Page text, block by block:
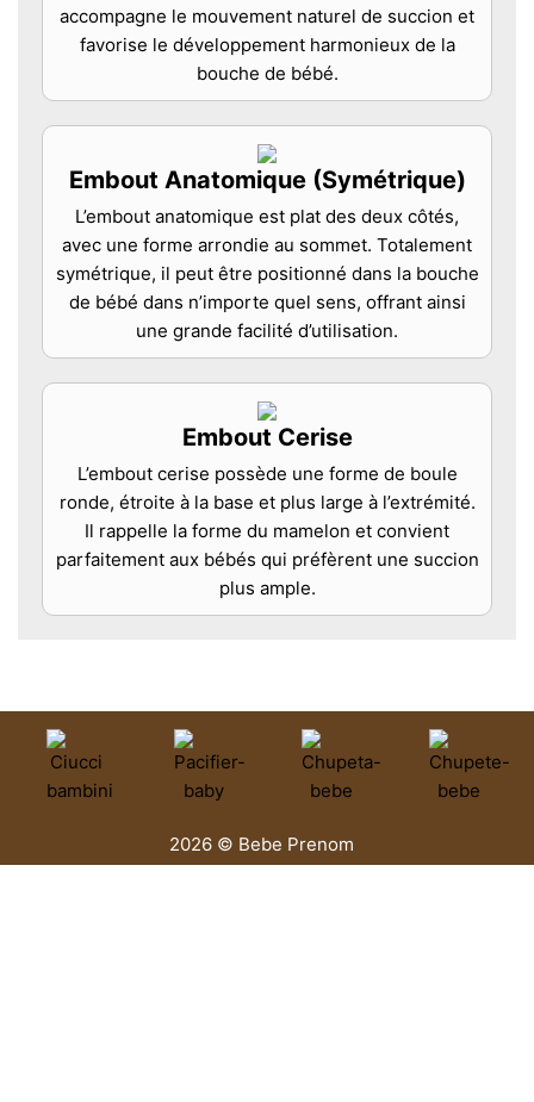
accompagne le mouvement naturel de succion et
favorise le développement harmonieux de la
bouche de bébé.
Embout Anatomique (Symétrique)
L’embout anatomique est plat des deux côtés,
avec une forme arrondie au sommet. Totalement
symétrique, il peut être positionné dans la bouche
de bébé dans n’importe quel sens, offrant ainsi
une grande facilité d’utilisation.
Embout Cerise
L’embout cerise possède une forme de boule
ronde, étroite à la base et plus large à l’extrémité.
Il rappelle la forme du mamelon et convient
parfaitement aux bébés qui préfèrent une succion
plus ample.
2026 © Bebe Prenom